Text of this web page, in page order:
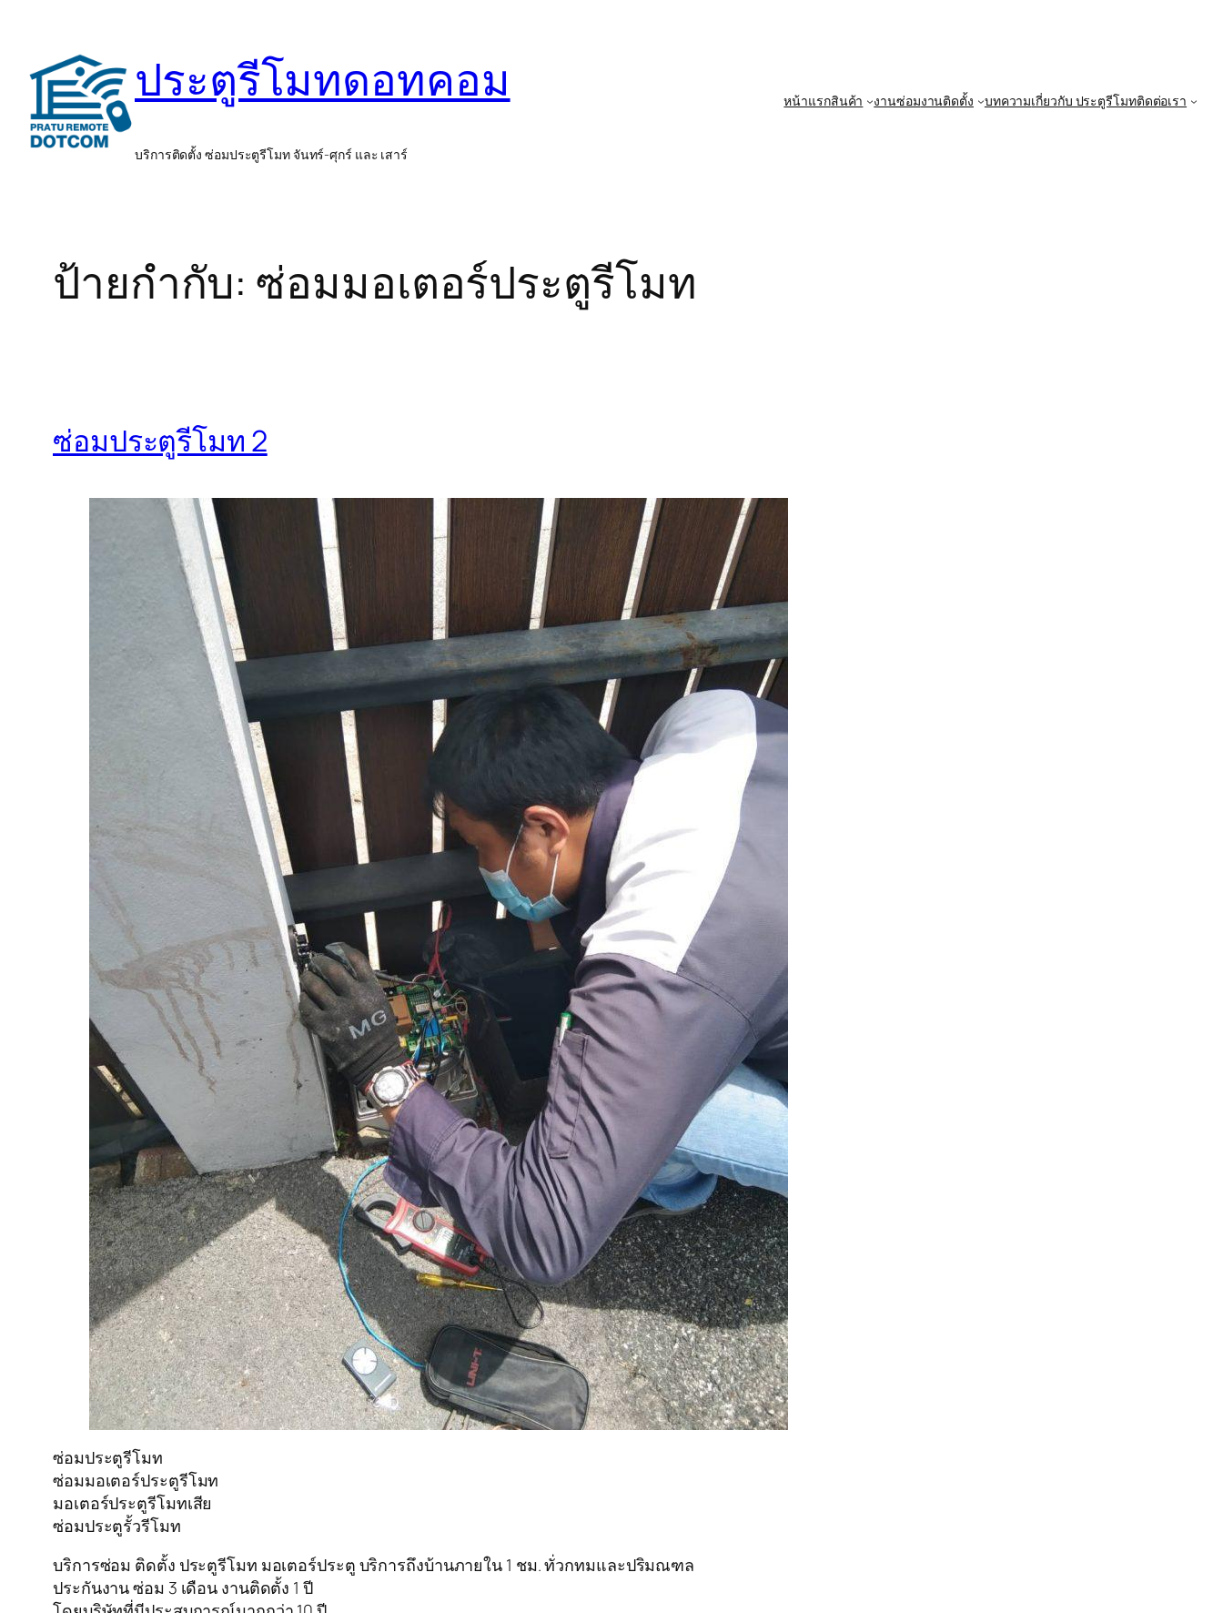
เนื้อหา
ประตูรีโมทดอทคอม
บริการติดตั้ง ซ่อมประตูรีโมท จันทร์-ศุกร์ และ เสาร์
หน้าแรกสินค้า งานซ่อมงานติดตั้ง บทความเกี่ยวกับ ประตูรีโมทติดต่อเรา
ป้ายกำกับ: ซ่อมมอเตอร์ประตูรีโมท
ซ่อมประตูรีโมท 2
ซ่อมประตูรีโมท
ซ่อมมอเตอร์ประตูรีโมท
มอเตอร์ประตูรีโมทเสีย
ซ่อมประตูรั้วรีโมท
บริการซ่อม ติดตั้ง ประตูรีโมท มอเตอร์ประตู บริการถึงบ้านภายใน 1 ชม. ทั่วกทมและปริมณฑล
ประกันงาน ซ่อม 3 เดือน งานติดตั้ง 1 ปี